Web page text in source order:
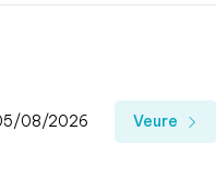
08/2026 Veure